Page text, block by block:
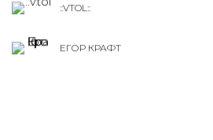
::VTOL::
ЕГОР КРАФТ